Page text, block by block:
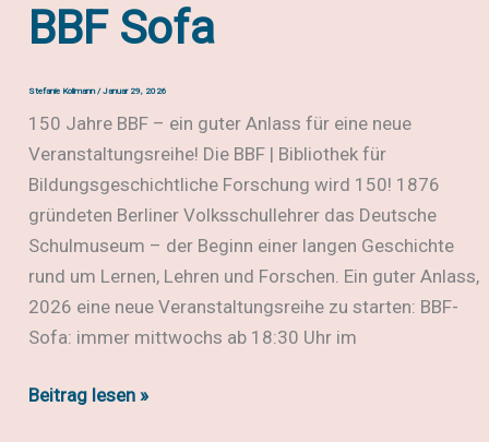
BBF Sofa
Stefanie Kollmann/Januar 29, 2026
150 Jahre BBF – ein guter Anlass für eine neue
Veranstaltungsreihe! Die BBF | Bibliothek für
Bildungsgeschichtliche Forschung wird 150! 1876
gründeten Berliner Volksschullehrer das Deutsche
Schulmuseum – der Beginn einer langen Geschichte
rund um Lernen, Lehren und Forschen. Ein guter Anlass,
2026 eine neue Veranstaltungsreihe zu starten: BBF-
Sofa: immer mittwochs ab 18:30 Uhr im
#bbf150:
Beitrag lesen »